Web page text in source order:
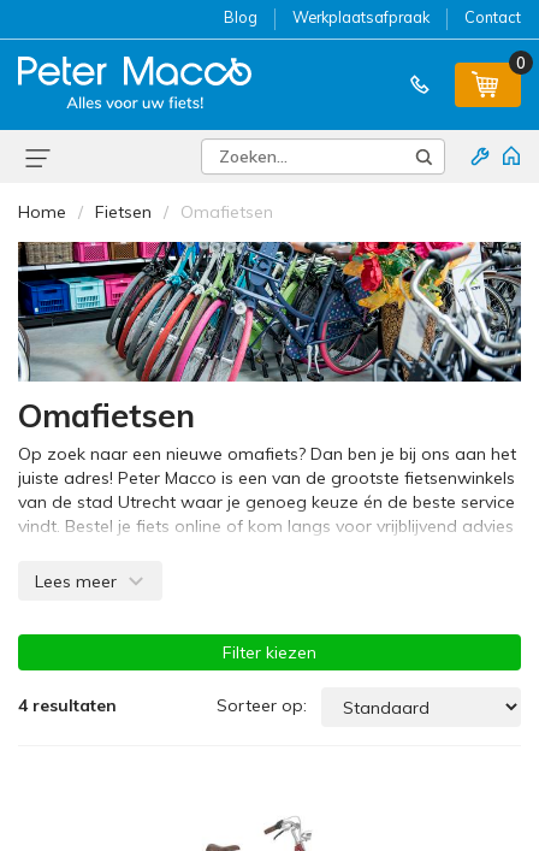
Blog Werkplaatsafpraak Contact
0
Home Fietsen Omafietsen
Omafietsen
Op zoek naar een nieuwe omafiets? Dan ben je bij ons aan het
juiste adres! Peter Macco is een van de grootste fietsenwinkels
van de stad Utrecht waar je genoeg keuze én de beste service
vindt. Bestel je fiets online of kom langs voor vrijblijvend advies
Lees meer
Filter kiezen
4resultaten Sorteer op: